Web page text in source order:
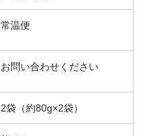
常温便
お問い合わせください
2袋（約80g×2袋）